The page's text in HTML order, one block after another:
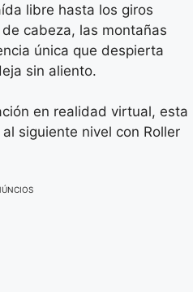
libre hasta los giros
cabeza, las montañas
única que despierta
sin aliento.
en realidad virtual, esta
siguiente nivel con Roller